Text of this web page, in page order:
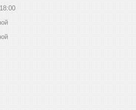
18:00